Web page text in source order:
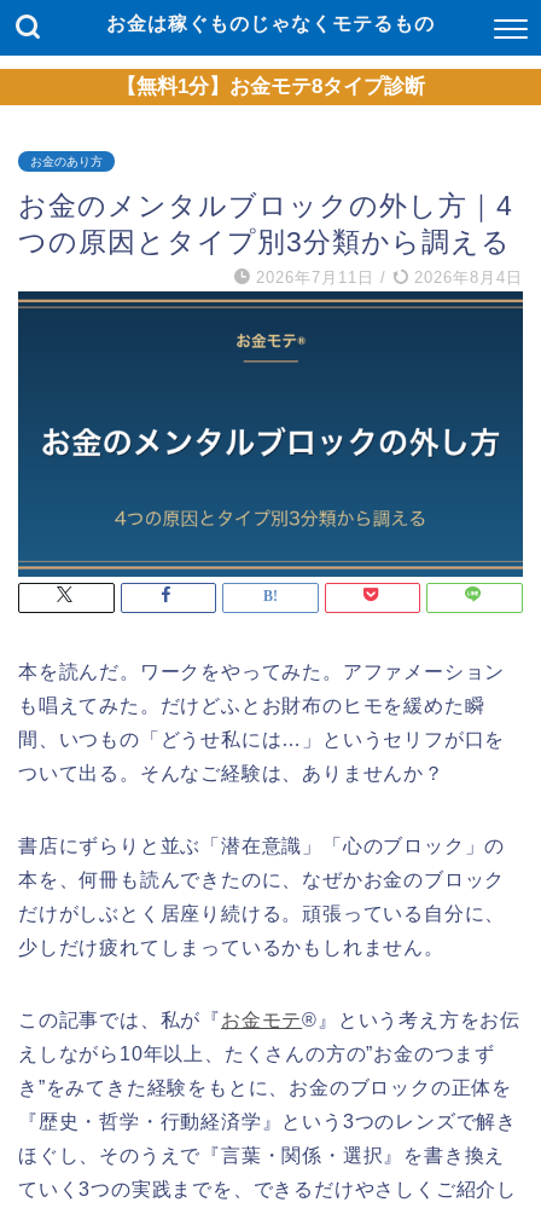
お金は稼ぐものじゃなくモテるもの
【無料1分】お金モテ8タイプ診断
お金のあり方
お金のメンタルブロックの外し方｜4
つの原因とタイプ別3分類から調える
2026年7月11日 / 2026年8月4日
本を読んだ。ワークをやってみた。アファメーション
も唱えてみた。だけどふとお財布のヒモを緩めた瞬
間、いつもの「どうせ私には…」というセリフが口を
ついて出る。そんなご経験は、ありませんか？
書店にずらりと並ぶ「潜在意識」「心のブロック」の
本を、何冊も読んできたのに、なぜかお金のブロック
だけがしぶとく居座り続ける。頑張っている自分に、
少しだけ疲れてしまっているかもしれません。
この記事では、私が『お金モテ®』という考え方をお伝
えしながら10年以上、たくさんの方の”お金のつまず
き”をみてきた経験をもとに、お金のブロックの正体を
『歴史・哲学・行動経済学』という3つのレンズで解き
ほぐし、そのうえで『言葉・関係・選択』を書き換え
ていく3つの実践までを、できるだけやさしくご紹介し